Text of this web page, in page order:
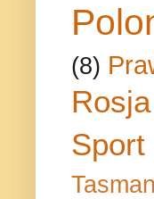
(8)
Rosja
Sport